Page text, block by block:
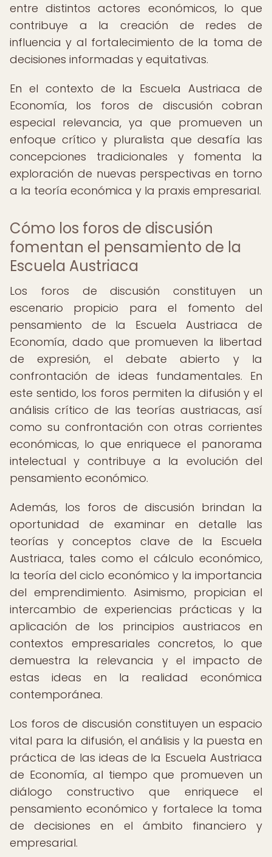
entre distintos actores económicos, lo que
contribuye a la creación de redes de
influencia y al fortalecimiento de la toma de
decisiones informadas y equitativas.
En el contexto de la Escuela Austriaca de
Economía, los foros de discusión cobran
especial relevancia, ya que promueven un
enfoque crítico y pluralista que desafía las
concepciones tradicionales y fomenta la
exploración de nuevas perspectivas en torno
a la teoría económica y la praxis empresarial.
Cómo los foros de discusión
fomentan el pensamiento de la
Escuela Austriaca
Los foros de discusión constituyen un
escenario propicio para el fomento del
pensamiento de la Escuela Austriaca de
Economía, dado que promueven la libertad
de expresión, el debate abierto y la
confrontación de ideas fundamentales. En
este sentido, los foros permiten la difusión y el
análisis crítico de las teorías austriacas, así
como su confrontación con otras corrientes
económicas, lo que enriquece el panorama
intelectual y contribuye a la evolución del
pensamiento económico.
Además, los foros de discusión brindan la
oportunidad de examinar en detalle las
teorías y conceptos clave de la Escuela
Austriaca, tales como el cálculo económico,
la teoría del ciclo económico y la importancia
del emprendimiento. Asimismo, propician el
intercambio de experiencias prácticas y la
aplicación de los principios austriacos en
contextos empresariales concretos, lo que
demuestra la relevancia y el impacto de
estas ideas en la realidad económica
contemporánea.
Los foros de discusión constituyen un espacio
vital para la difusión, el análisis y la puesta en
práctica de las ideas de la Escuela Austriaca
de Economía, al tiempo que promueven un
diálogo constructivo que enriquece el
pensamiento económico y fortalece la toma
de decisiones en el ámbito financiero y
empresarial.